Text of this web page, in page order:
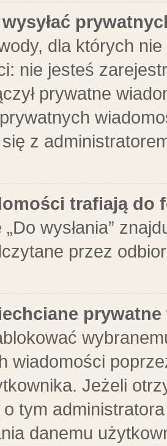
dla których
nie jesteś
prywatne
z
trafiają do
wysłania”
przez
wiadomości
Jeżeli
o tym
danemu